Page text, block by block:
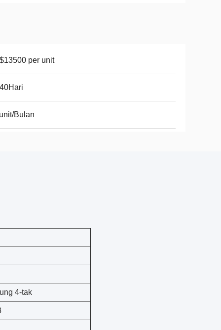
per unit
Bulan
4-tak